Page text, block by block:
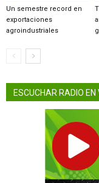
Un semestre record en
exportaciones
agroindustriales
ESCUCHAR RADIO EN